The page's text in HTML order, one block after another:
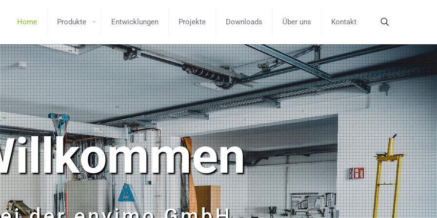
Home Produkte Entwicklungen Projekte Downloads Über uns Kontakt